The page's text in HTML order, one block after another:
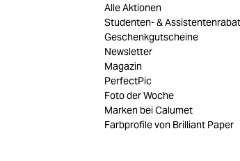
Alle Aktionen
Studenten- &
Geschenkgutscheine
Newsletter
Magazin
PerfectPic
Foto der Woche
Marken bei Calumet
Farbprofile von Brilliant Paper